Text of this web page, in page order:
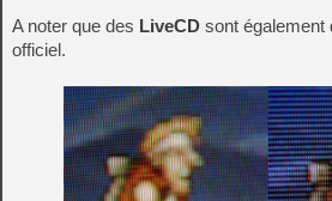
A noter que des LiveCD sont également
officiel.